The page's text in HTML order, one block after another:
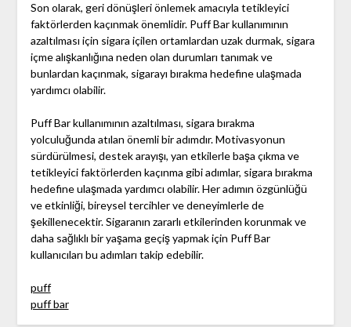
Son olarak, geri dönüşleri önlemek amacıyla tetikleyici
faktörlerden kaçınmak önemlidir. Puff Bar kullanımının
azaltılması için sigara içilen ortamlardan uzak durmak, sigara
içme alışkanlığına neden olan durumları tanımak ve
bunlardan kaçınmak, sigarayı bırakma hedefine ulaşmada
yardımcı olabilir.
Puff Bar kullanımının azaltılması, sigara bırakma
yolculuğunda atılan önemli bir adımdır. Motivasyonun
sürdürülmesi, destek arayışı, yan etkilerle başa çıkma ve
tetikleyici faktörlerden kaçınma gibi adımlar, sigara bırakma
hedefine ulaşmada yardımcı olabilir. Her adımın özgünlüğü
ve etkinliği, bireysel tercihler ve deneyimlerle de
şekillenecektir. Sigaranın zararlı etkilerinden korunmak ve
daha sağlıklı bir yaşama geçiş yapmak için Puff Bar
kullanıcıları bu adımları takip edebilir.
puff
puff bar